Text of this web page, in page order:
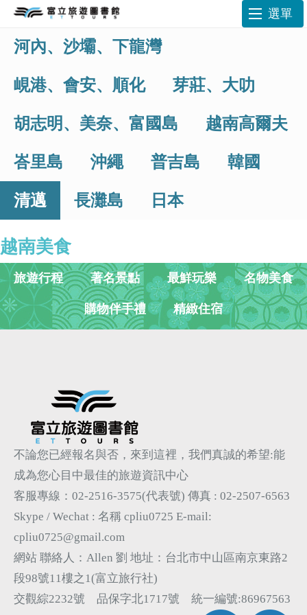
選單
河內、沙壩、下龍灣
峴港、會安、順化 芽莊、大叻
胡志明、美奈、富國島 越南高爾夫
峇里島 沖繩 普吉島 韓國
清邁 長灘島 日本
越南美食
旅遊行程 著名景點 最鮮玩樂 名物美食
購物伴手禮 精緻住宿
不論您已經報名與否，來到這裡，我們真誠的希望:能
成為您心目中最佳的旅遊資訊中心
客服專線：02-2516-3575(代表號) 傳真 : 02-2507-6563
Skype / Wechat : 名稱 cpliu0725 E-mail:
cpliu0725@gmail.com
網站 聯絡人：Allen 劉 地址：台北市中山區南京東路2
段98號11樓之1(富立旅行社)
交觀綜2232號 品保字北1717號 統一編號:86967563